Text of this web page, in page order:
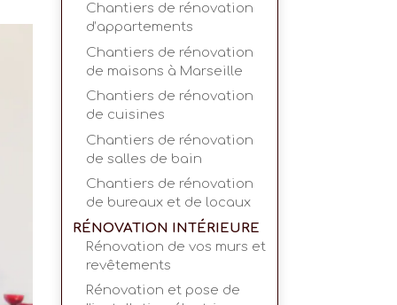
Chantiers de rénovation
d’appartements
Chantiers de rénovation
de maisons à Marseille
Chantiers de rénovation
de cuisines
Chantiers de rénovation
de salles de bain
Chantiers de rénovation
de bureaux et de locaux
RÉNOVATION INTÉRIEURE
Rénovation de vos murs et
revêtements
Rénovation et pose de